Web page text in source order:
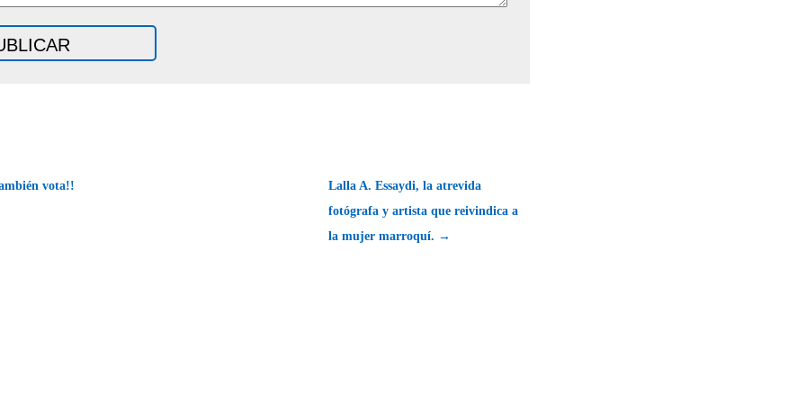
vota!!
Lalla A. Essaydi, la atrevida
fotógrafa y artista que reivindica a
la mujer marroquí. →